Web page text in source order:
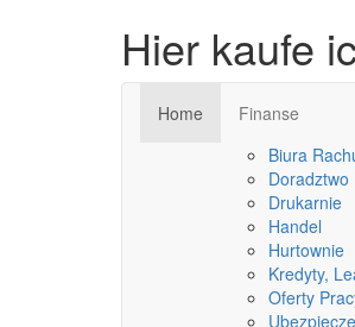
Hier kaufe
Home
Finanse
Biura
Doradztwo
Drukarnie
Handel
Hurtownie
Kredyty,
Oferty